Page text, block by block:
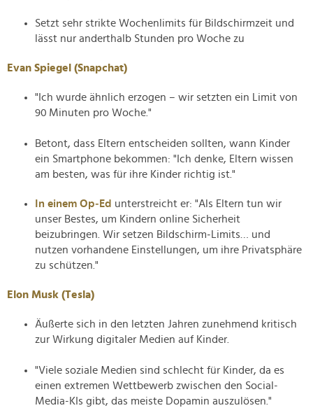
Setzt sehr strikte Wochenlimits für Bildschirmzeit und
lässt nur anderthalb Stunden pro Woche zu
Evan Spiegel (Snapchat)
"Ich wurde ähnlich erzogen – wir setzten ein Limit von
90 Minuten pro Woche."
Betont, dass Eltern entscheiden sollten, wann Kinder
ein Smartphone bekommen: "Ich denke, Eltern wissen
am besten, was für ihre Kinder richtig ist."
In einem Op‑Ed unterstreicht er: "Als Eltern tun wir
unser Bestes, um Kindern online Sicherheit
beizubringen. Wir setzen Bildschirm‑Limits… und
nutzen vorhandene Einstellungen, um ihre Privatsphäre
zu schützen."
Elon Musk (Tesla)
Äußerte sich in den letzten Jahren zunehmend kritisch
zur Wirkung digitaler Medien auf Kinder.
"Viele soziale Medien sind schlecht für Kinder, da es
einen extremen Wettbewerb zwischen den Social-
Media-KIs gibt, das meiste Dopamin auszulösen."